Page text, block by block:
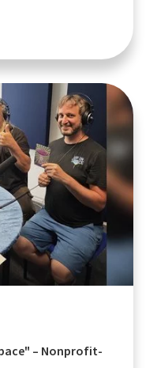
– Nonprofit-